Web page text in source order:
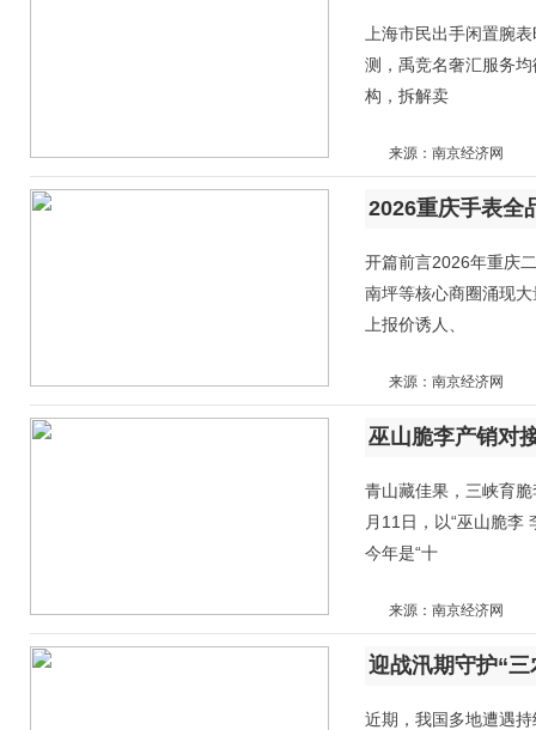
上海市民出手闲置腕
测，禹竞名奢汇服务
构，拆解卖
来源：南京经济网
开篇前言2026年重庆
南坪等核心商圈涌现
上报价诱人、
来源：南京经济网
青山藏佳果，三峡育
月11日，以“巫山脆李
今年是“十
来源：南京经济网
近期，我国多地遭遇